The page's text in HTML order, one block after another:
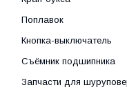
Поплавок
Кнопка-выключатель
Съёмник подшипника
Запчасти для